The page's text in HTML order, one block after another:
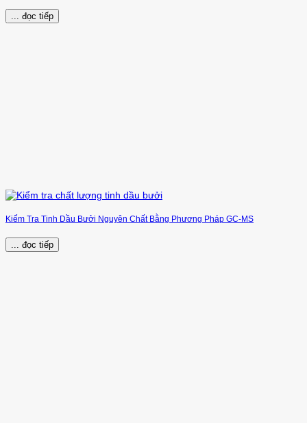
... đọc tiếp
Kiểm Tra Tinh Dầu Bưởi Nguyên Chất Bằng Phương Pháp GC-MS
... đọc tiếp